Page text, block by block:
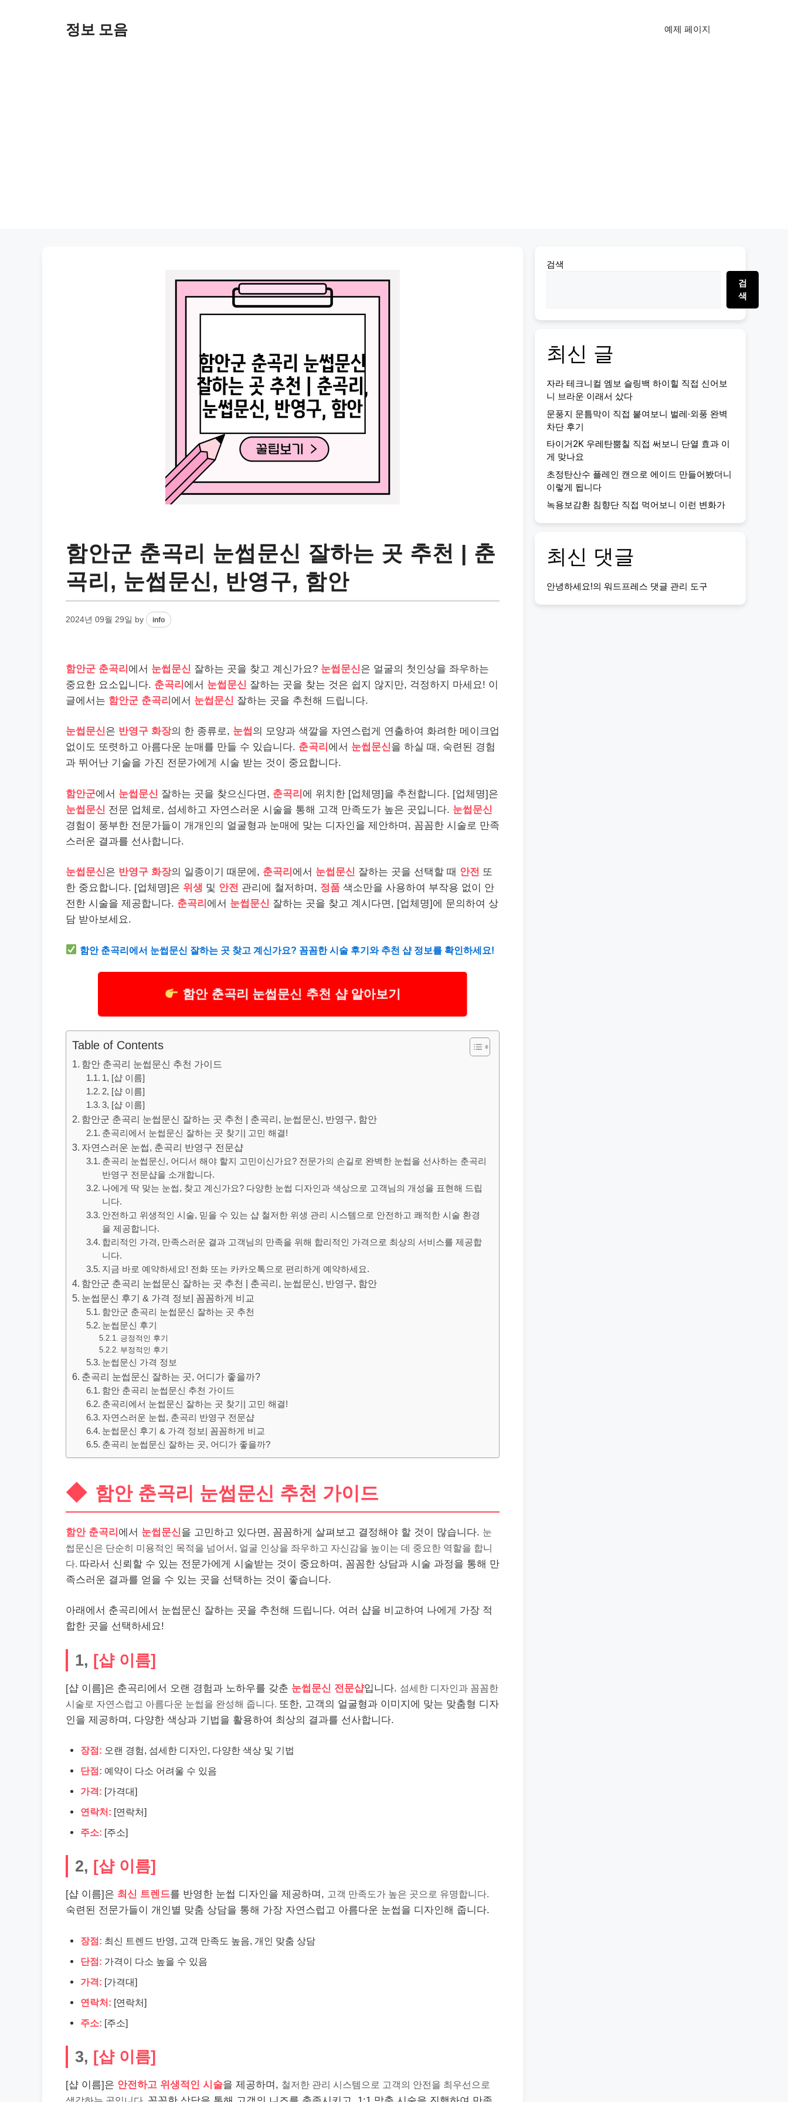
정보 모음 예제 페이지
함안군 춘곡리 눈썹문신 잘하는 곳 추천 | 춘
곡리, 눈썹문신, 반영구, 함안
2024년 09월 29일 by info
함안군 춘곡리 에서 눈썹문신 잘하는 곳을 찾고 계신가요? 눈썹문신은 얼굴의 첫인상을 좌우하는
중요한 요소입니다. 춘곡리 에서 눈썹문신 잘하는 곳을 찾는 것은 쉽지 않지만, 걱정하지 마세요! 이
글에서는 함안군 춘곡리 에서 눈썹문신 잘하는 곳을 추천해 드립니다.
눈썹문신은 반영구 화장의 한 종류로, 눈썹 의 모양과 색깔을 자연스럽게 연출하여 화려한 메이크업
없이도 또렷하고 아름다운 눈매를 만들 수 있습니다. 춘곡리 에서 눈썹문신을 하실 때, 숙련된 경험
과 뛰어난 기술을 가진 전문가에게 시술 받는 것이 중요합니다.
함안군에서 눈썹문신 잘하는 곳을 찾으신다면, 춘곡리 에 위치한 [업체명]을 추천합니다. [업체명]은
눈썹문신 전문 업체로, 섬세하고 자연스러운 시술을 통해 고객 만족도가 높은 곳입니다. 눈썹문신
경험이 풍부한 전문가들이 개개인의 얼굴형과 눈매에 맞는 디자인을 제안하며, 꼼꼼한 시술로 만족
스러운 결과를 선사합니다.
눈썹문신은 반영구 화장의 일종이기 때문에, 춘곡리 에서 눈썹문신 잘하는 곳을 선택할 때 안전 또
한 중요합니다. [업체명]은 위생 및 안전 관리에 철저하며, 정품 색소만을 사용하여 부작용 없이 안
전한 시술을 제공합니다. 춘곡리 에서 눈썹문신 잘하는 곳을 찾고 계시다면, [업체명]에 문의하여 상
담 받아보세요.
함안 춘곡리에서 눈썹문신 잘하는 곳 찾고 계신가요? 꼼꼼한 시술 후기와 추천 샵 정보를 확인하세요!
함안 춘곡리 눈썹문신 추천 샵 알아보기
Table of Contents
함안 춘곡리 눈썹문신 추천 가이드
1, [샵 이름]
2, [샵 이름]
3, [샵 이름]
함안군 춘곡리 눈썹문신 잘하는 곳 추천 | 춘곡리, 눈썹문신, 반영구, 함안
춘곡리에서 눈썹문신 잘하는 곳 찾기| 고민 해결!
자연스러운 눈썹, 춘곡리 반영구 전문샵
춘곡리 눈썹문신, 어디서 해야 할지 고민이신가요? 전문가의 손길로 완벽한 눈썹을 선사하는 춘곡리
반영구 전문샵을 소개합니다.
나에게 딱 맞는 눈썹, 찾고 계신가요? 다양한 눈썹 디자인과 색상으로 고객님의 개성을 표현해 드립
니다.
안전하고 위생적인 시술, 믿을 수 있는 샵 철저한 위생 관리 시스템으로 안전하고 쾌적한 시술 환경
을 제공합니다.
합리적인 가격, 만족스러운 결과 고객님의 만족을 위해 합리적인 가격으로 최상의 서비스를 제공합
니다.
지금 바로 예약하세요! 전화 또는 카카오톡으로 편리하게 예약하세요.
함안군 춘곡리 눈썹문신 잘하는 곳 추천 | 춘곡리, 눈썹문신, 반영구, 함안
눈썹문신 후기 & 가격 정보| 꼼꼼하게 비교
함안군 춘곡리 눈썹문신 잘하는 곳 추천
눈썹문신 후기
긍정적인 후기
부정적인 후기
눈썹문신 가격 정보
춘곡리 눈썹문신 잘하는 곳, 어디가 좋을까?
함안 춘곡리 눈썹문신 추천 가이드
춘곡리에서 눈썹문신 잘하는 곳 찾기| 고민 해결!
자연스러운 눈썹, 춘곡리 반영구 전문샵
눈썹문신 후기 & 가격 정보| 꼼꼼하게 비교
춘곡리 눈썹문신 잘하는 곳, 어디가 좋을까?
함안 춘곡리 눈썹문신 추천 가이드
함안 춘곡리 에서 눈썹문신을 고민하고 있다면, 꼼꼼하게 살펴보고 결정해야 할 것이 많습니다. 눈
썹문신은 단순히 미용적인 목적을 넘어서, 얼굴 인상을 좌우하고 자신감을 높이는 데 중요한 역할을 합니
다. 따라서 신뢰할 수 있는 전문가에게 시술받는 것이 중요하며, 꼼꼼한 상담과 시술 과정을 통해 만
족스러운 결과를 얻을 수 있는 곳을 선택하는 것이 좋습니다.
아래에서 춘곡리에서 눈썹문신 잘하는 곳을 추천해 드립니다. 여러 샵을 비교하여 나에게 가장 적
합한 곳을 선택하세요!
1, [샵 이름]
[샵 이름]은 춘곡리에서 오랜 경험과 노하우를 갖춘 눈썹문신 전문샵입니다. 섬세한 디자인과 꼼꼼한
시술로 자연스럽고 아름다운 눈썹을 완성해 줍니다. 또한, 고객의 얼굴형과 이미지에 맞는 맞춤형 디자
인을 제공하며, 다양한 색상과 기법을 활용하여 최상의 결과를 선사합니다.
장점: 오랜 경험, 섬세한 디자인, 다양한 색상 및 기법
단점: 예약이 다소 어려울 수 있음
가격: [가격대]
연락처: [연락처]
주소: [주소]
2, [샵 이름]
[샵 이름]은 최신 트렌드를 반영한 눈썹 디자인을 제공하며, 고객 만족도가 높은 곳으로 유명합니다.
숙련된 전문가들이 개인별 맞춤 상담을 통해 가장 자연스럽고 아름다운 눈썹을 디자인해 줍니다.
장점: 최신 트렌드 반영, 고객 만족도 높음, 개인 맞춤 상담
단점: 가격이 다소 높을 수 있음
가격: [가격대]
연락처: [연락처]
주소: [주소]
3, [샵 이름]
[샵 이름]은 안전하고 위생적인 시술을 제공하며, 철저한 관리 시스템으로 고객의 안전을 최우선으로
검색
검
색
최신 글
자라 테크니컬 엠보 슬링백 하이힐 직접 신어보
니 브라운 이래서 샀다
문풍지 문틈막이 직접 붙여보니 벌레·외풍 완벽
차단 후기
타이거2K 우레탄뿜칠 직접 써보니 단열 효과 이
게 맞나요
초정탄산수 플레인 캔으로 에이드 만들어봤더니
이렇게 됩니다
녹용보감환 침향단 직접 먹어보니 이런 변화가
최신 댓글
안녕하세요!의 워드프레스 댓글 관리 도구